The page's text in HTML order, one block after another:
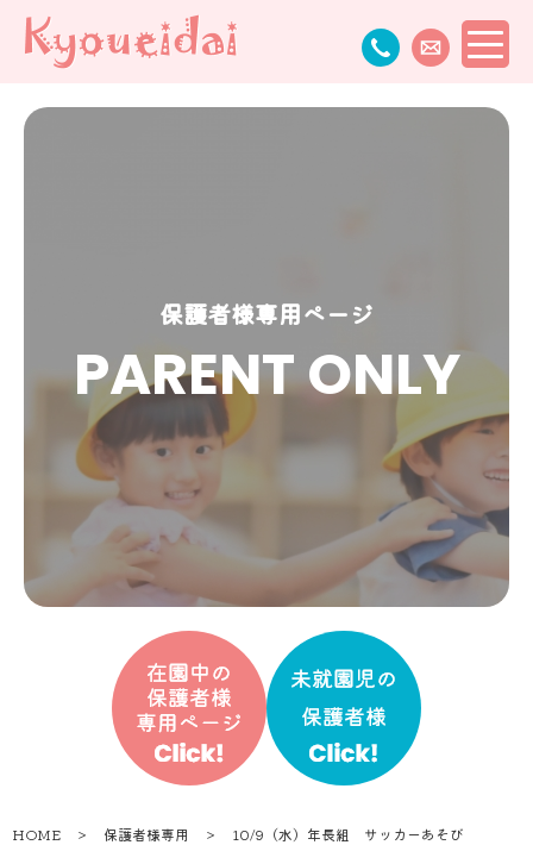
保護者様専用ページ
PARENT ONLY
HOME ＞ 保護者様専用 ＞ 10/9（水）年長組 サッカーあそび